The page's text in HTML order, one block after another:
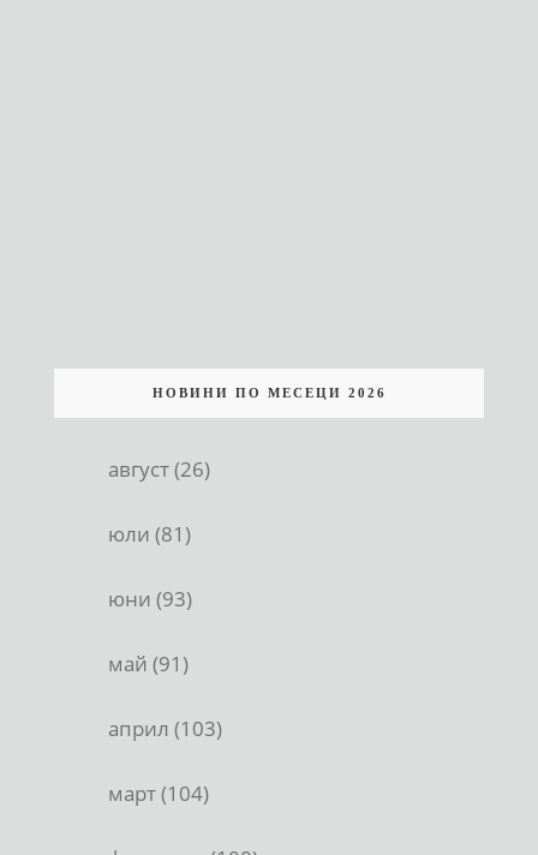
НОВИНИ ПО МЕСЕЦИ 2026
август (26)
юли (81)
юни (93)
май (91)
април (103)
март (104)